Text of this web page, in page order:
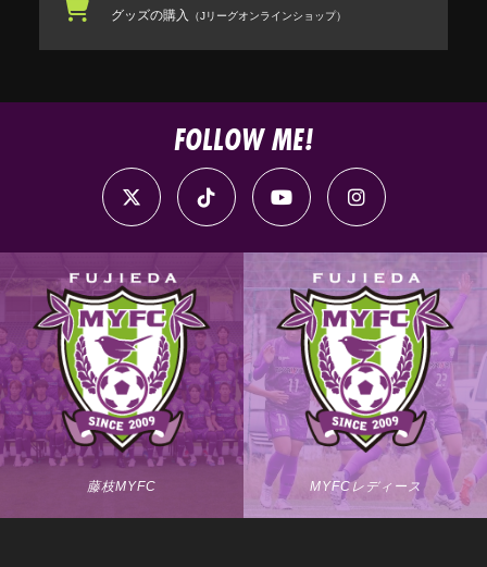
グッズの購入 （Jリーグオンラインショップ）
FOLLOW ME!
藤枝MYFC MYFCレディース